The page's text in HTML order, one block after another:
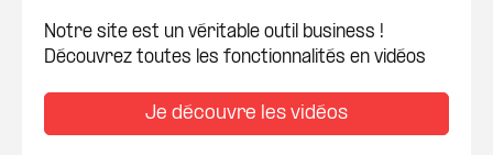
Notre site est un véritable outil business !
Découvrez toutes les fonctionnalités en vidéos
Je découvre les vidéos